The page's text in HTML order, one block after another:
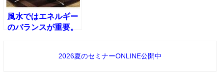
風水ではエネルギー
のバランスが重要。
2026夏のセミナーONLINE公開中